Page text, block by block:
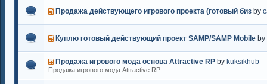
Продажа действующего игрового проекта (готовый биз by
Куплю готовый действующий проект SAMP/SAMP Mobile by
Продажа игрового мода основа Attractive RP by kuksikhub
Продажа игрового мода Attractive RP